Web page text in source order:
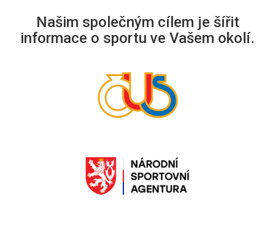
Našim společným cílem je šířit
informace o sportu ve Vašem okolí.